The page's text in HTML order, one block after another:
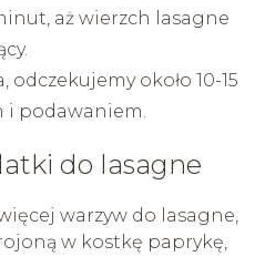
aż wierzch lasagne
około 10-15
i podawaniem.
do lasagne
warzyw do lasagne,
w kostkę paprykę,